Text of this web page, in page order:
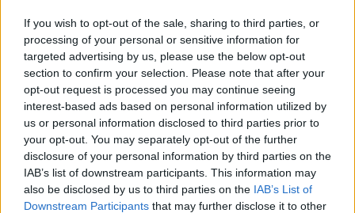
If you wish to opt-out of the sale, sharing to third parties, or
processing of your personal or sensitive information for
targeted advertising by us, please use the below opt-out
section to confirm your selection. Please note that after your
opt-out request is processed you may continue seeing
interest-based ads based on personal information utilized by
us or personal information disclosed to third parties prior to
your opt-out. You may separately opt-out of the further
disclosure of your personal information by third parties on the
IAB’s list of downstream participants. This information may
also be disclosed by us to third parties on the IAB’s List of
Downstream Participants that may further disclose it to other